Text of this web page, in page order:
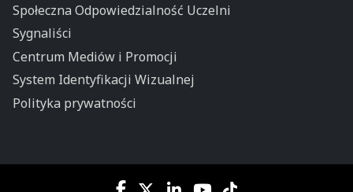
Społeczna Odpowiedzialność Uczelni
Sygnaliści
Centrum Mediów i Promocji
System Identyfikacji Wizualnej
Polityka prywatności